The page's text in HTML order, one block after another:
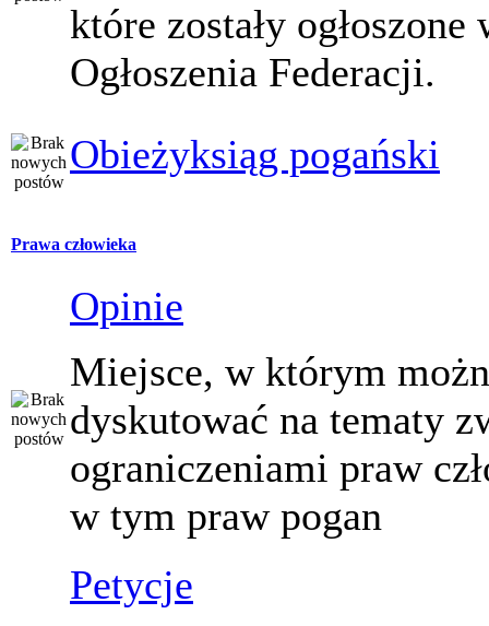
które zostały ogłoszone
Ogłoszenia Federacji.
Obieżyksiąg pogański
Prawa człowieka
Opinie
Miejsce, w którym
dyskutować na tematy
ograniczeniami praw
w tym praw pogan
Petycje